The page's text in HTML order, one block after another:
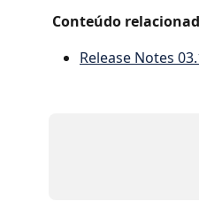
Conteúdo
Release Notes